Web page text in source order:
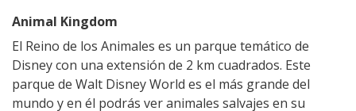
Animal Kingdom
El Reino de los Animales es un parque temático de
Disney con una extensión de 2 km cuadrados. Este
parque de Walt Disney World es el más grande del
mundo y en él podrás ver animales salvajes en su